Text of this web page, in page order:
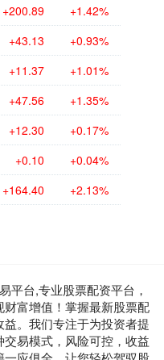
+200.89 +1.42%
+43.13 +0.93%
+11.37 +1.01%
+47.56 +1.35%
+12.30 +0.17%
+0.10 +0.04%
+164.40 +2.13%
平台,专业股票配资平台，
富增值！掌握最新股票配
。我们专注于为投资者提
易模式，风险可控，收益